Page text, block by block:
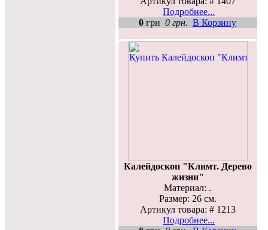
Подробнее...
0 грн 0 грн. В Корзину
Калейдоскоп "Климт. Дерево
жизни"
Материал: .
Размер: 26 см.
Артикул товара: # 1213
Подробнее...